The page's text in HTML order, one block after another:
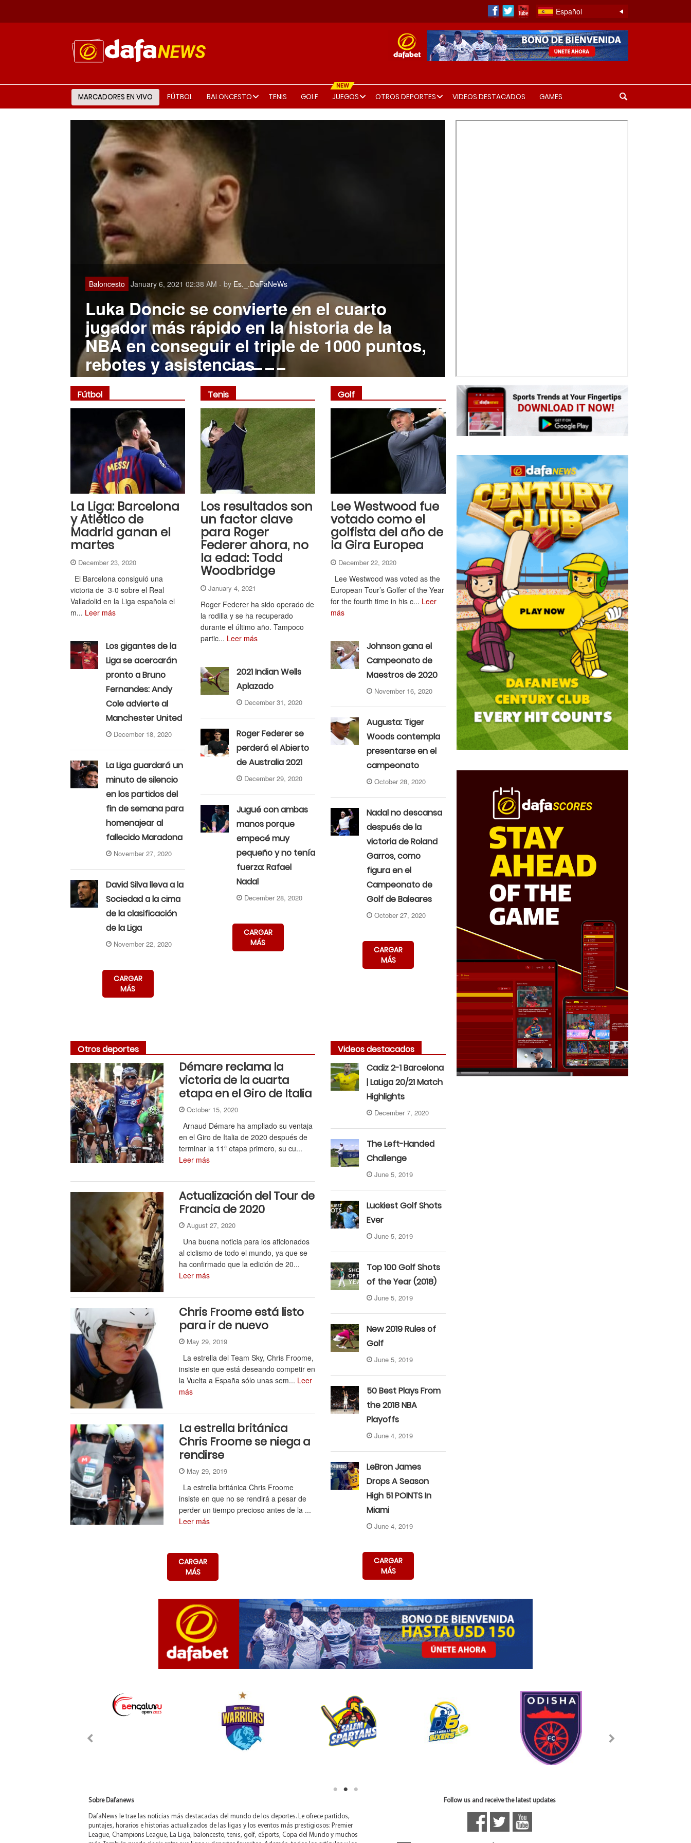
Español
MARCADORES EN VIVO FÚTBOL BALONCESTO TENIS GOLF JUEGOS
NEW
OTROS DEPORTES VIDEOS DESTACADOS GAMES
Baloncesto January 6, 2021 02:38 AM - by Es._.DaFaNeWs
Luka Doncic se convierte en el cuarto
jugador más rápido en la historia de la
NBA en conseguir el triple de 1000 puntos,
rebotes y asistencias
Fútbol
La Liga: Barcelona
y Atlético de
Madrid ganan el
martes
December 23, 2020
El Barcelona consiguió una
victoria de 3-0 sobre el Real
Valladolid en la Liga española el
m... Leer más
Los gigantes de la
Liga se acercarán
pronto a Bruno
Fernandes: Andy
Cole advierte al
Manchester United
December 18, 2020
La Liga guardará un
minuto de silencio
en los partidos del
fin de semana para
homenajear al
fallecido Maradona
November 27, 2020
David Silva lleva a la
Sociedad a la cima
de la clasificación
de la Liga
November 22, 2020
CARGAR
MÁS
Tenis
Los resultados son
un factor clave
para Roger
Federer ahora, no
la edad: Todd
Woodbridge
January 4, 2021
Roger Federer ha sido operado de
la rodilla y se ha recuperado
durante el último año. Tampoco
partic... Leer más
2021 Indian Wells
Aplazado
December 31, 2020
Roger Federer se
perderá el Abierto
de Australia 2021
December 29, 2020
Jugué con ambas
manos porque
empecé muy
pequeño y no tenía
fuerza: Rafael
Nadal
December 28, 2020
CARGAR
MÁS
Golf
Lee Westwood fue
votado como el
golfista del año de
la Gira Europea
December 22, 2020
Lee Westwood was voted as the
European Tour’s Golfer of the Year
for the fourth time in his c... Leer
más
Johnson gana el
Campeonato de
Maestros de 2020
November 16, 2020
Augusta: Tiger
Woods contempla
presentarse en el
campeonato
October 28, 2020
Nadal no descansa
después de la
victoria de Roland
Garros, como
figura en el
Campeonato de
Golf de Baleares
October 27, 2020
CARGAR
MÁS
Otros deportes
Démare reclama la
victoria de la cuarta
etapa en el Giro de Italia
October 15, 2020
Arnaud Démare ha ampliado su ventaja
en el Giro de Italia de 2020 después de
terminar la 11ª etapa primero, su cu...
Leer más
Actualización del Tour de
Francia de 2020
August 27, 2020
Una buena noticia para los aficionados
al ciclismo de todo el mundo, ya que se
ha confirmado que la edición de 20...
Leer más
Chris Froome está listo
para ir de nuevo
May 29, 2019
La estrella del Team Sky, Chris Froome,
insiste en que está deseando competir en
la Vuelta a España sólo unas sem... Leer
más
La estrella británica
Chris Froome se niega a
rendirse
May 29, 2019
La estrella británica Chris Froome
insiste en que no se rendirá a pesar de
perder un tiempo precioso antes de la ...
Leer más
CARGAR
MÁS
Videos destacados
Cadiz 2-1 Barcelona
| LaLiga 20/21 Match
Highlights
December 7, 2020
The Left-Handed
Challenge
June 5, 2019
Luckiest Golf Shots
Ever
June 5, 2019
Top 100 Golf Shots
of the Year (2018)
June 5, 2019
New 2019 Rules of
Golf
June 5, 2019
50 Best Plays From
the 2018 NBA
Playoffs
June 4, 2019
LeBron James
Drops A Season
High 51 POINTS In
Miami
June 4, 2019
CARGAR
MÁS
Sobre Dafanews
DafaNews le trae las noticias más destacadas del mundo de los deportes. Le ofrece partidos,
puntajes, horarios e historias actualizados de las ligas y los eventos más prestigiosos: Premier
League, Champions League, La Liga, baloncesto, tenis, golf, eSports, Copa del Mundo y muchos
Follow us and receive the latest updates